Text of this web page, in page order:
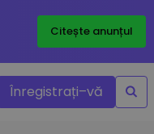
Citește anunțul
Înregistrați–vă